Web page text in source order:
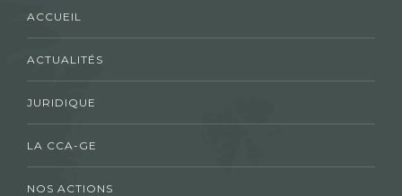
ACCUEIL
ACTUALITÉS
JURIDIQUE
LA CCA-GE
NOS ACTIONS